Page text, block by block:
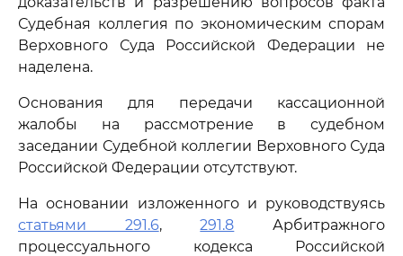
Судебная коллегия по экономическим спорам
Верховного Суда Российской Федерации не
наделена.
Основания для передачи кассационной
жалобы на рассмотрение в судебном
заседании Судебной коллегии Верховного Суда
Российской Федерации отсутствуют.
На основании изложенного и руководствуясь
статьями 291.6,291.8 Арбитражного
процессуального кодекса Российской